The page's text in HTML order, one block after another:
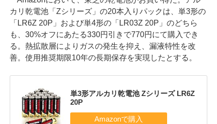
カリ乾電池「Zシリーズ」の20本入りパックは、単3形の
「LR6Z 20P」および単4形の「LR03Z 20P」のどちら
も、30%オフにあたる330円引きで770円にて購入でき
る。熱拡散層によりガスの発生を抑え、漏液特性を改
善。使用推奨期限10年の長期保存を実現したとする。
単3形アルカリ乾電池 Zシリーズ LR6Z
20P